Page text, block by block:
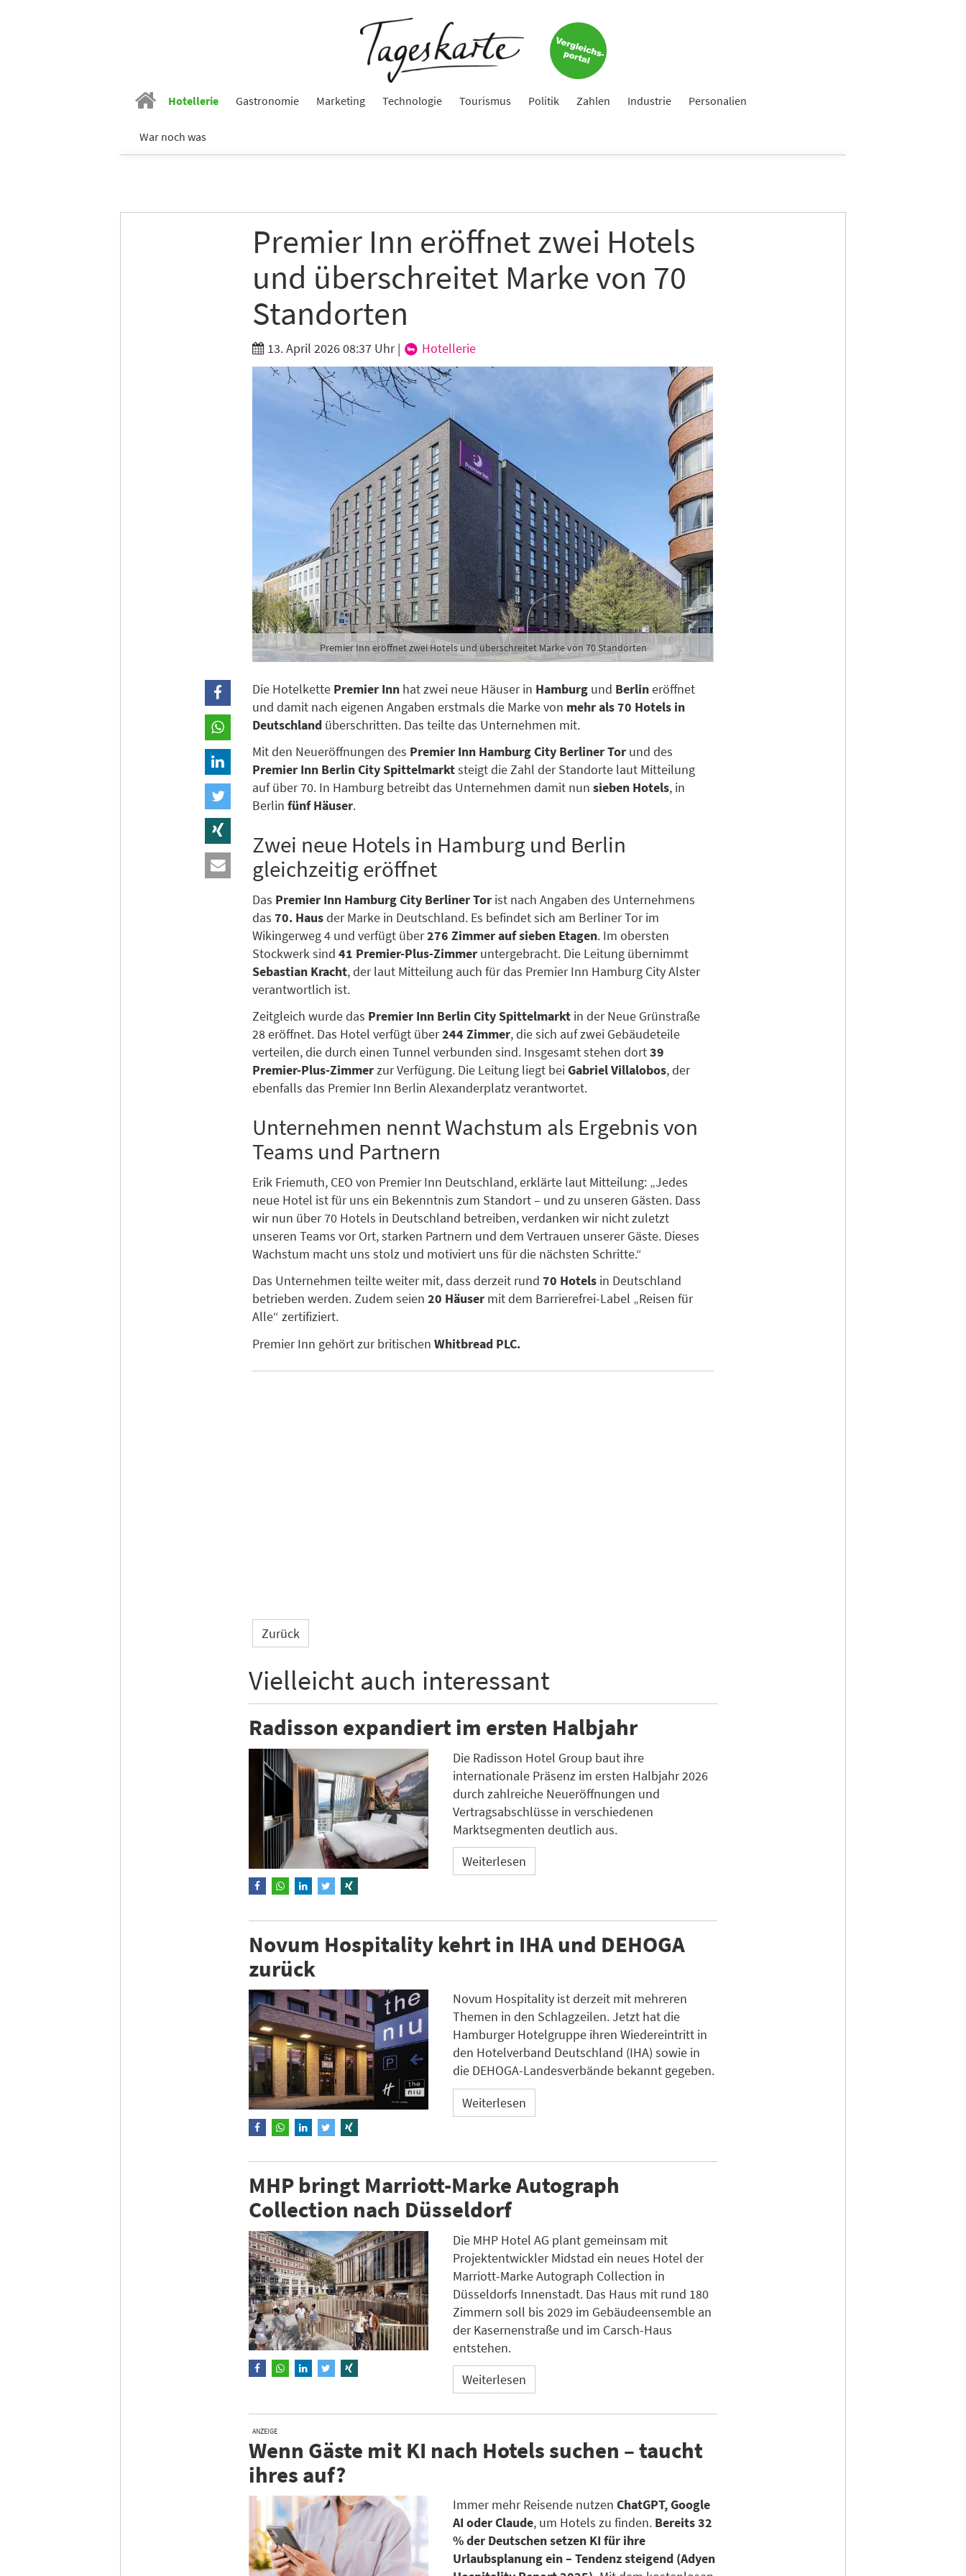
Hotellerie Gastronomie Marketing Technologie Tourismus Politik Zahlen Industrie Personalien
War noch was
Premier Inn eröffnet zwei Hotels
und überschreitet Marke von 70
Standorten
13. April 2026 08:37 Uhr| Hotellerie
Premier Inn eröffnet zwei Hotels und überschreitet Marke von 70 Standorten
Die Hotelkette Premier Inn hat zwei neue Häuser in Hamburg und Berlineröffnet
und damit nach eigenen Angaben erstmals die Marke von mehr als 70 Hotels in
Deutschland überschritten. Das teilte das Unternehmen mit.
Mit den Neueröffnungen des Premier Inn Hamburg City Berliner Tor und des
Premier Inn Berlin City Spittelmarktsteigt die Zahl der Standorte laut Mitteilung
auf über 70. In Hamburg betreibt das Unternehmen damit nun sieben Hotels, in
Berlin fünf Häuser.
Zwei neue Hotels in Hamburg und Berlin
gleichzeitig eröffnet
Das Premier Inn Hamburg City Berliner Tor ist nach Angaben des Unternehmens
das 70. Hausder Marke in Deutschland. Es befindet sich am Berliner Tor im
Wikingerweg 4 und verfügt über276 Zimmer auf sieben Etagen. Im obersten
Stockwerk sind 41 Premier-Plus-Zimmer untergebracht. Die Leitung übernimmt
Sebastian Kracht, der laut Mitteilung auch für das Premier Inn Hamburg City Alster
verantwortlich ist.
Zeitgleich wurde das Premier Inn Berlin City Spittelmarkt in der Neue Grünstraße
28 eröffnet. Das Hotel verfügt über244 Zimmer, die sich auf zwei Gebäudeteile
verteilen, die durch einen Tunnel verbunden sind. Insgesamt stehen dort39
Premier-Plus-Zimmerzur Verfügung. Die Leitung liegt beiGabriel Villalobos, der
ebenfalls das Premier Inn Berlin Alexanderplatz verantwortet.
Unternehmen nennt Wachstum als Ergebnis von
Teams und Partnern
Erik Friemuth, CEO von Premier Inn Deutschland, erklärte laut Mitteilung: „Jedes
neue Hotel ist für uns ein Bekenntnis zum Standort – und zu unseren Gästen. Dass
wir nun über 70 Hotels in Deutschland betreiben, verdanken wir nicht zuletzt
unseren Teams vor Ort, starken Partnern und dem Vertrauen unserer Gäste. Dieses
Wachstum macht uns stolz und motiviert uns für die nächsten Schritte.“
Das Unternehmen teilte weiter mit, dass derzeit rund 70 Hotels in Deutschland
betrieben werden. Zudem seien 20 Häuser mit dem Barrierefrei-Label „Reisen für
Alle“ zertifiziert.
Premier Inn gehört zur britischen Whitbread PLC.
Zurück
Vielleicht auch interessant
Radisson expandiert im ersten Halbjahr
Die Radisson Hotel Group baut ihre
internationale Präsenz im ersten Halbjahr 2026
durch zahlreiche Neueröffnungen und
Vertragsabschlüsse in verschiedenen
Marktsegmenten deutlich aus.
Weiterlesen
Novum Hospitality kehrt in IHA und DEHOGA
zurück
Novum Hospitality ist derzeit mit mehreren
Themen in den Schlagzeilen. Jetzt hat die
Hamburger Hotelgruppe ihren Wiedereintritt in
den Hotelverband Deutschland (IHA) sowie in
die DEHOGA-Landesverbände bekannt gegeben.
Weiterlesen
MHP bringt Marriott-Marke Autograph
Collection nach Düsseldorf
Die MHP Hotel AG plant gemeinsam mit
Projektentwickler Midstad ein neues Hotel der
Marriott-Marke Autograph Collection in
Düsseldorfs Innenstadt. Das Haus mit rund 180
Zimmern soll bis 2029 im Gebäudeensemble an
der Kasernenstraße und im Carsch-Haus
entstehen.
Weiterlesen
ANZEIGE
Wenn Gäste mit KI nach Hotels suchen – taucht
ihres auf?
Immer mehr Reisende nutzenChatGPT, Google
AI oder Claude, um Hotels zu finden. Bereits 32
% der Deutschen setzen KI für ihre
Urlaubsplanung ein – Tendenz steigend (Adyen
Keine Nachricht mehr verpassen!
Jetzt zum Tageskarte-Newsletter anmelden.
Vorname
Nachname
E-Mail*
Branche
Tageskarte-Newsletter (gegen 8.30 Uhr)
Ich habe die Datenschutzerklärung
Anmelden Danke, heute nicht